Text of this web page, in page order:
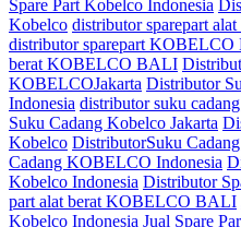
Spare Part Kobelco Indonesia
Kobelco distributor sparepart
distributor sparepart
berat KOBELCO BALI
KOBELCOJakarta Distributor
Indonesia distributor suku
Suku Cadang Kobelco Jakarta
Kobelco DistributorSuku
Cadang KOBELCO Indonesia
Kobelco Indonesia Distributor
part alat berat KOBELCO BALI
Kobelco Indonesia Jual Spare